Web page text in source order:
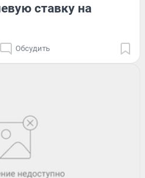
ставку на
Обсудить